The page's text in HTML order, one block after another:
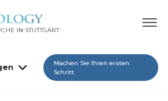
IN STUTTGART
Machen Sie Ihren ersten
Schritt